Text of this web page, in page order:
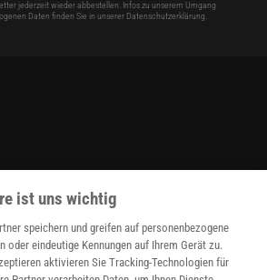
jederzeit wieder abbestellen. Infos zu unserem Umgang
Daten finden Sie in unserer Datenschutzerklärung.
ist uns wichtig
speichern und greifen auf personenbezogene
oder eindeutige Kennungen auf Ihrem Gerät zu.
aktivieren Sie Tracking-Technologien für